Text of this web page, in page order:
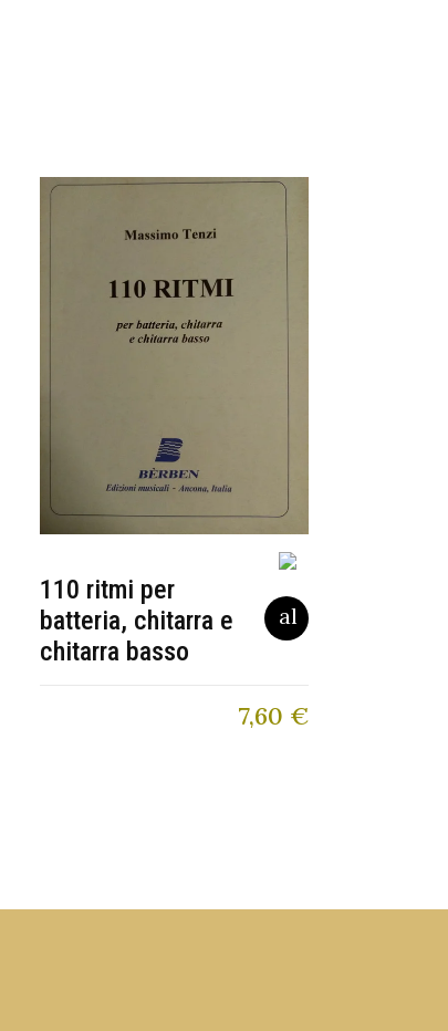
110 ritmi per
batteria, chitarra e
chitarra basso
7,60 €